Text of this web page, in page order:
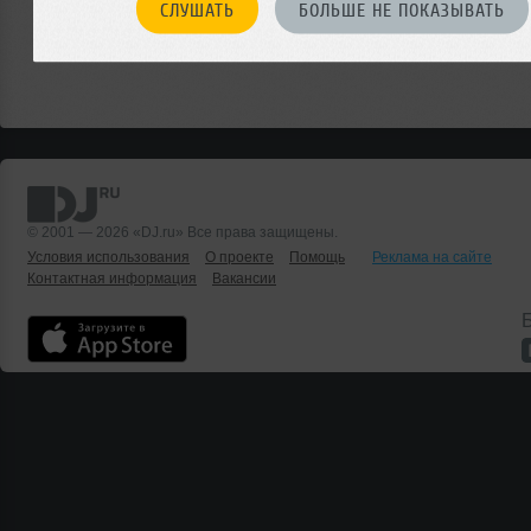
СЛУШАТЬ БОЛЬШЕ НЕ ПОКАЗЫВАТЬ
© 2001 — 2026 «DJ.ru» Все права защищены.
Условия использования
О проекте Помощь
Реклама на сайте
Контактная информация
Вакансии